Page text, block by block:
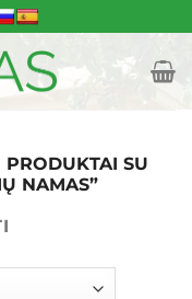
PRODUKTAI SU
NAMAS”